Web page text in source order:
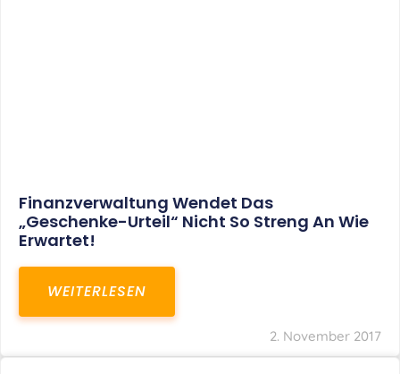
Finanzverwaltung Wendet Das
„Geschenke-Urteil“ Nicht So Streng An Wie
Erwartet!
WEITERLESEN
2. November 2017